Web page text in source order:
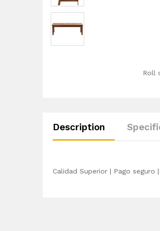
Roll
Description
Calidad Superior | Pago seguro